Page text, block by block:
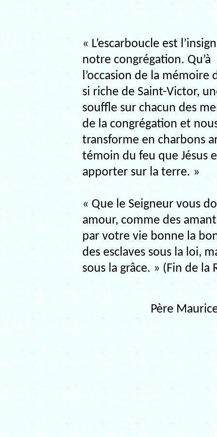
« L’escarboucle est
notre congrégation. Qu’à
l’occasion de la mémoire
si riche de Saint-Victor,
souffle sur chacun des
de la congrégation et
transforme en charbons
témoin du feu que Jésus
apporter sur la terre. »
« Que le Seigneur vous
amour, comme des
par votre vie bonne la
des esclaves sous la loi,
sous la grâce. » (Fin de la
Père